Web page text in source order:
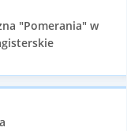
"Pomerania" w